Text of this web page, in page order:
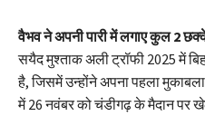
वैभव ने अपनी पारी में लगाए कुल 2
सयैद मुश्ताक अली ट्रॉफी 2025 में
है, जिसमें उन्होंने अपना पहला
में 26 नवंबर को चंडीगढ़ के मैदान पर